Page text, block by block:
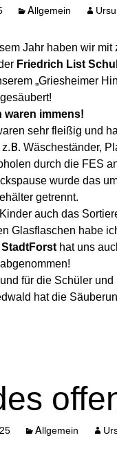
Allgemein
Jahr haben wir
Friedrich List
„Griesheimer
waren immens!
sehr fleißig und
Wäscheständer,
durch die FES
wurde das
getrennt.
auch das
Glasflaschen habe
StadtForst hat uns
für die Schüler
hat die
Allgemein